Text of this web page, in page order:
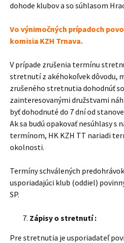
dohode klubov a so súhlasom
Vo výnimočných prípadoch
komisia KZH Trnava.
V prípade zrušenia termínu
stretnutí z akéhokoľvek dôvodu,
zrušeného stretnutia dohodnúť
zainteresovanými družstvami
byť dohodnuté do 7 dní od
Ak sa budú opakovať nesúhlasy s
termínom, HK KZH TT nariadi
okolnosti.
Termíny schválených
usporiadajúci klub (oddiel)
SP.
Zápisy o stretnutí :
Pre stretnutia je usporiadateľ